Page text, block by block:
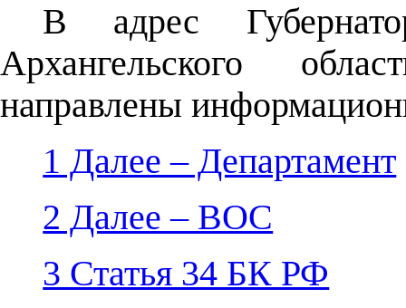
В адрес
Архангельского
направлены
1 Далее – Департамент
2 Далее – ВОС
3 Статья 34 БК РФ